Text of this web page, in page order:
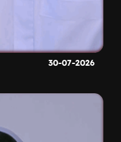
30-07-2026